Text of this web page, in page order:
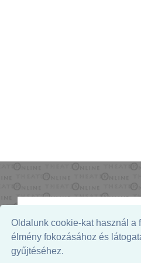
Oldalunk cookie-kat használ a
élmény fokozásához és
gyűjtéséhez.
Az oldal megjelenését